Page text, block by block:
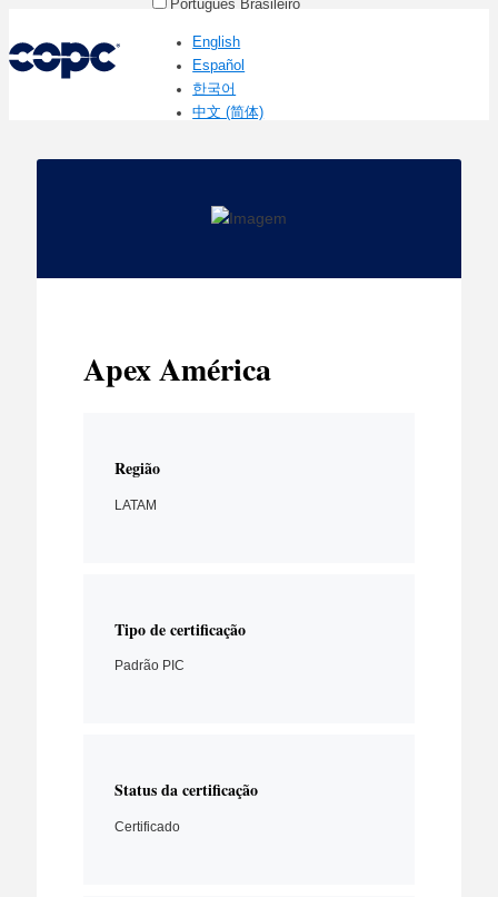
Português Brasileiro
English
Español
한국어
中文 (简体)
Apex América
Região
LATAM
Tipo de certificação
Padrão PIC
Status da certificação
Certificado